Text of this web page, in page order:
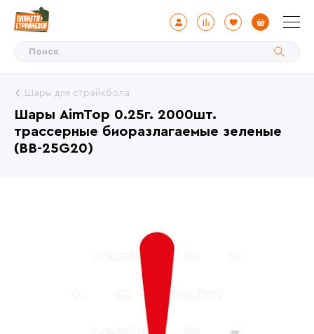
Шары AimTop 0.25г. 2000шт.
трассерные биоразлагаемые зеленые
(BB-25G20)
Шары для страйкбола